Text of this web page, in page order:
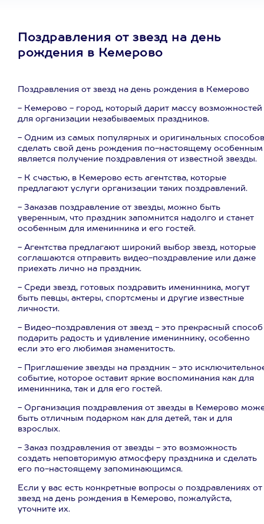
Поздравления от звезд на день
рождения в Кемерово
Поздравления от звезд на день рождения в Кемерово
- Кемерово - город, который дарит массу возможностей
для организации незабываемых праздников.
- Одним из самых популярных и оригинальных способов
сделать свой день рождения по-настоящему особенным
является получение поздравления от известной звезды.
- К счастью, в Кемерово есть агентства, которые
предлагают услуги организации таких поздравлений.
- Заказав поздравление от звезды, можно быть
уверенным, что праздник запомнится надолго и станет
особенным для именинника и его гостей.
- Агентства предлагают широкий выбор звезд, которые
соглашаются отправить видео-поздравление или даже
приехать лично на праздник.
- Среди звезд, готовых поздравить именинника, могут
быть певцы, актеры, спортсмены и другие известные
личности.
- Видео-поздравления от звезд - это прекрасный способ
подарить радость и удивление имениннику, особенно
если это его любимая знаменитость.
- Приглашение звезды на праздник - это
событие, которое оставит яркие воспоминания как для
именинника, так и для его гостей.
- Организация поздравления от звезды в Кемерово
быть отличным подарком как для детей, так и для
взрослых.
- Заказ поздравления от звезды - это возможность
создать неповторимую атмосферу праздника и сделать
его по-настоящему запоминающимся.
Если у вас есть конкретные вопросы о поздравлениях от
звезд на день рождения в Кемерово, пожалуйста,
уточните их.